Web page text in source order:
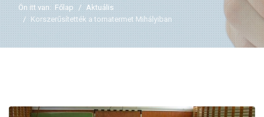
Ön itt van:Főlap
Aktuális
Korszerűsítették a tornatermet Mihályiban